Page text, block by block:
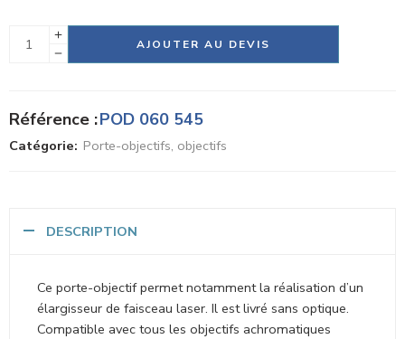
AJOUTER AU DEVIS
Alternative:
Référence :POD 060 545
Catégorie: Porte-objectifs, objectifs
DESCRIPTION
Ce porte-objectif permet notamment la réalisation d’un
élargisseur de faisceau laser. Il est livré sans optique.
Compatible avec tous les objectifs achromatiques